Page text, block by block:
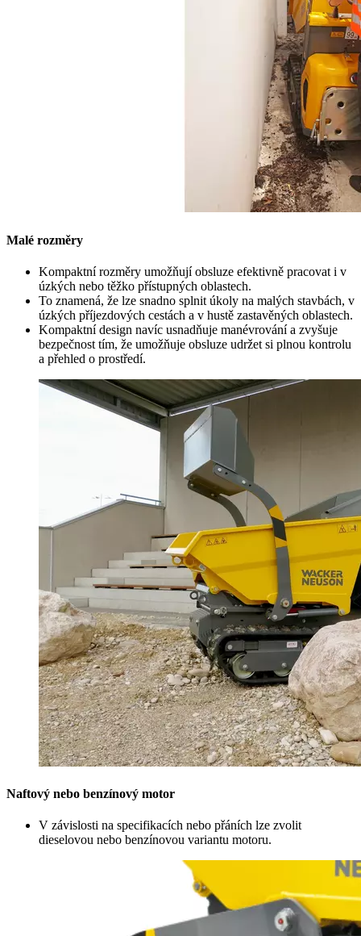
Malé rozměry
Kompaktní rozměry umožňují obsluze efektivně pracovat i v
úzkých nebo těžko přístupných oblastech.
To znamená, že lze snadno splnit úkoly na malých stavbách, v
úzkých příjezdových cestách a v hustě zastavěných oblastech.
Kompaktní design navíc usnadňuje manévrování a zvyšuje
bezpečnost tím, že umožňuje obsluze udržet si plnou kontrolu
a přehled o prostředí.
Naftový nebo benzínový motor
V závislosti na specifikacích nebo přáních lze zvolit
dieselovou nebo benzínovou variantu motoru.